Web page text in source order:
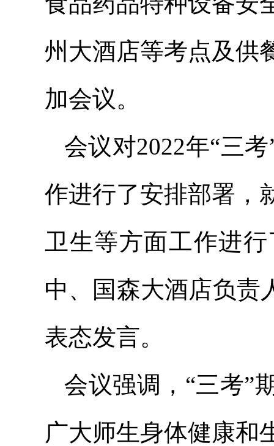
州大酒店等考点及供
加会议。
会议对2022年“三
作进行了安排部署，
卫生等方面工作进
中、国森大酒店负责
表态发言。
会议强调，“三考”
广大师生身体健康和